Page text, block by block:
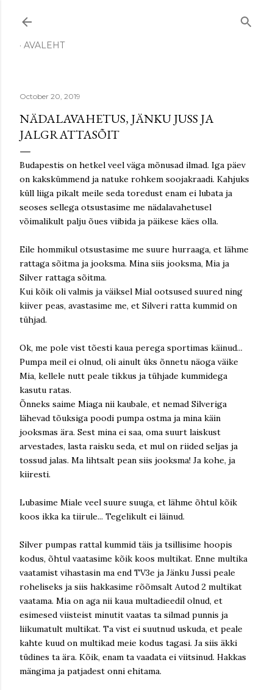
AVALEHT
October 20, 2019
NÄDALAVAHETUS, JÄNKU JUSS JA
JALGRATTASÕIT
Budapestis on hetkel veel väga mõnusad ilmad. Iga päev
on kakskümmend ja natuke rohkem soojakraadi. Kahjuks
küll liiga pikalt meile seda toredust enam ei lubata ja
seoses sellega otsustasime me nädalavahetusel
võimalikult palju õues viibida ja päikese käes olla.
Eile hommikul otsustasime me suure hurraaga, et lähme
rattaga sõitma ja jooksma. Mina siis jooksma, Mia ja
Silver rattaga sõitma.
Kui kõik oli valmis ja väiksel Mial ootsused suured ning
kiiver peas, avastasime me, et Silveri ratta kummid on
tühjad.
Ok, me pole vist tõesti kaua perega sportimas käinud...
Pumpa meil ei olnud, oli ainult üks õnnetu näoga väike
Mia, kellele nutt peale tikkus ja tühjade kummidega
kasutu ratas.
Õnneks saime Miaga nii kaubale, et nemad Silveriga
lähevad tõuksiga poodi pumpa ostma ja mina käin
jooksmas ära. Sest mina ei saa, oma suurt laiskust
arvestades, lasta raisku seda, et mul on riided seljas ja
tossud jalas. Ma lihtsalt pean siis jooksma! Ja kohe, ja
kiiresti.
Lubasime Miale veel suure suuga, et lähme õhtul kõik
koos ikka ka tiirule... Tegelikult ei läinud.
Silver pumpas rattal kummid täis ja tsillisime hoopis
kodus, õhtul vaatasime kõik koos multikat. Enne multika
vaatamist vihastasin ma end TV3e ja Jänku Jussi peale
roheliseks ja siis hakkasime rõõmsalt Autod 2 multikat
vaatama. Mia on aga nii kaua multadieedil olnud, et
esimesed viisteist minutit vaatas ta silmad punnis ja
liikumatult multikat. Ta vist ei suutnud uskuda, et peale
kahte kuud on multikad meie kodus tagasi. Ja siis äkki
tüdines ta ära. Kõik, enam ta vaadata ei viitsinud. Hakkas
mängima ja patjadest onni ehitama.